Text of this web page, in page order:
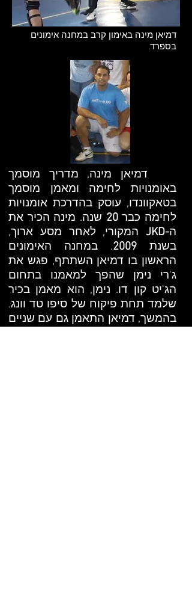
דמיאן מינה באימון קרב במחנה אימונים
בספרד.
דמיאן מינה, ​מדריך מוסמך
באומנויות לחימה ומאמן מוסמך
בטאקוונדו, עוסק בהדרכת אומנויות
לחימה כבר ​20 שנה.​ מינה הכיר את
ה-JKD
המקורי, לאחר מסע ארוך,
בשנת 2009​. במחנה האימונים
הראשון בו דמיאן השתתף, פגש את
ג'רי נימן שהפך למאמנו בתחום
הג'יט קון דו. נימן, הוא מאמן בכיר
שלמד תחת פיקוח של סיפו טד וונג.
בהמשך, דמיאן התאמן גם עם שניים